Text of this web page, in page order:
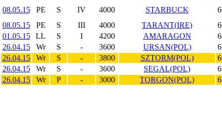
08.05.15
PE S IV 4000 STARBUCK
08.05.15
PE S III 4000 TARANT(IRE)
01.05.15
LL S I 4200 AMARAGON
26.04.15
Wr S - 3600 URSAN(POL)
26.04.15
Wr S - 3800 SZTORM(POL)
26.04.15
Wr S - 3600 SEGAL(POL)
26.04.15
Wr P - 3000 TORGON(POL)